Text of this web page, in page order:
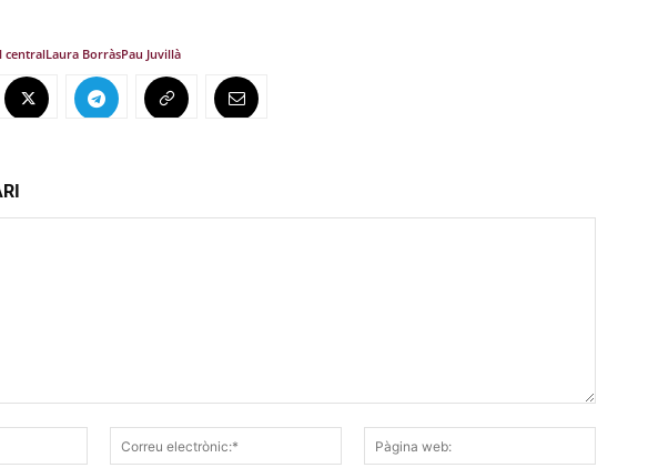
centralLaura BorràsPau Juvillà
Nom:*
Correu
electrònic:*
web: